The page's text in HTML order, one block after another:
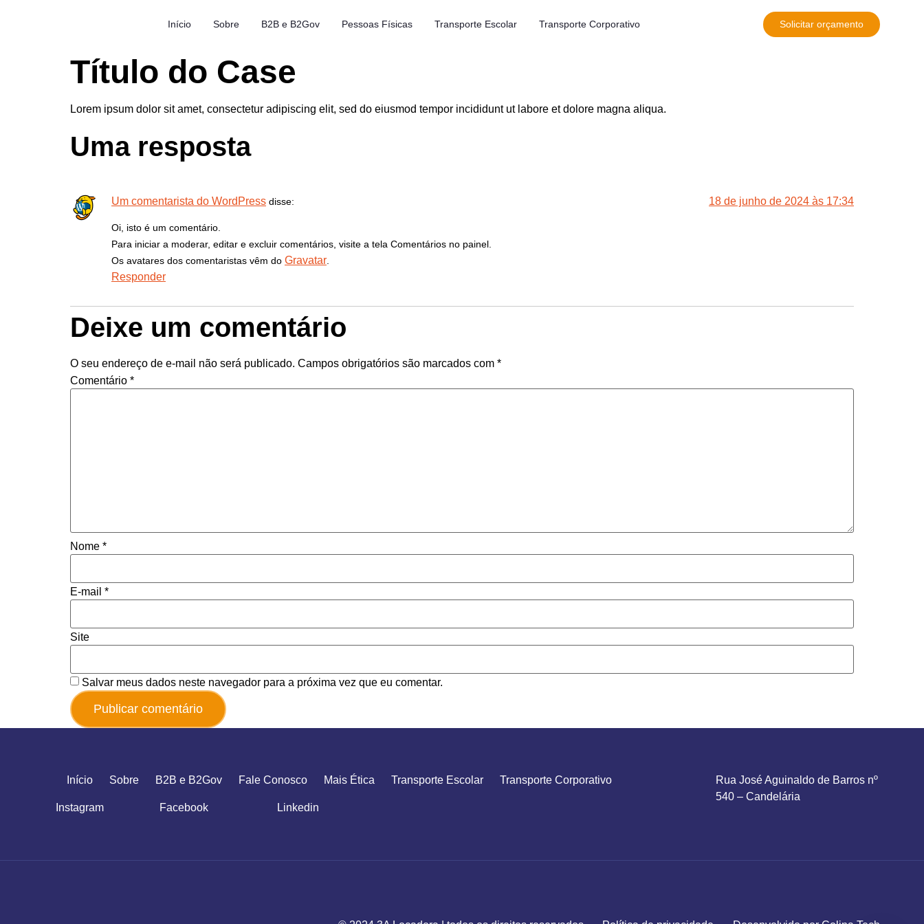
Início Sobre B2B e B2Gov Pessoas Físicas Transporte Escolar Transporte Corporativo Solicitar orçamento
Título do Case
Lorem ipsum dolor sit amet, consectetur adipiscing elit, sed do eiusmod tempor incididunt ut labore et dolore magna aliqua.
Uma resposta
Um comentarista do WordPress disse: 18 de junho de 2024 às 17:34
Oi, isto é um comentário.
Para iniciar a moderar, editar e excluir comentários, visite a tela Comentários no painel.
Os avatares dos comentaristas vêm do Gravatar.
Responder
Deixe um comentário
O seu endereço de e-mail não será publicado. Campos obrigatórios são marcados com *
Comentário *
Nome *
E-mail *
Site
Salvar meus dados neste navegador para a próxima vez que eu comentar.
Início Sobre B2B e B2Gov Fale Conosco Mais Ética Transporte Escolar Transporte Corporativo
Instagram Facebook Linkedin
Rua José Aguinaldo de Barros nº
540 – Candelária